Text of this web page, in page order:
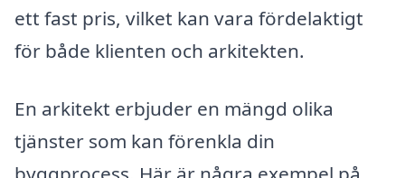
ett fast pris, vilket kan vara fördelaktigt
för både klienten och arkitekten.
En arkitekt erbjuder en mängd olika
tjänster som kan förenkla din